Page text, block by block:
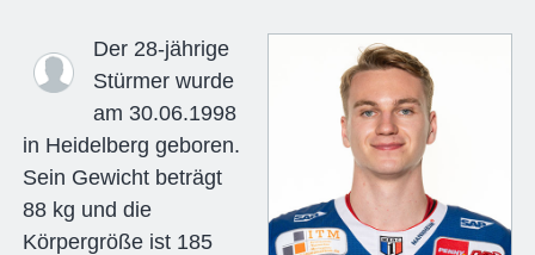
Der 28-jährige
Stürmer wurde
am 30.06.1998
in Heidelberg geboren.
Sein Gewicht beträgt
88 kg und die
Körpergröße ist 185